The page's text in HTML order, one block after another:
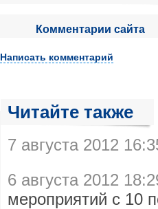
Комментарии сайта
Написать комментарий
Читайте также
7 августа 2012
6 августа 2012
мероприятий с 10